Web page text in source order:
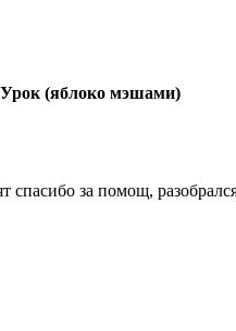
(яблоко мэшами)
спасибо за помощ,